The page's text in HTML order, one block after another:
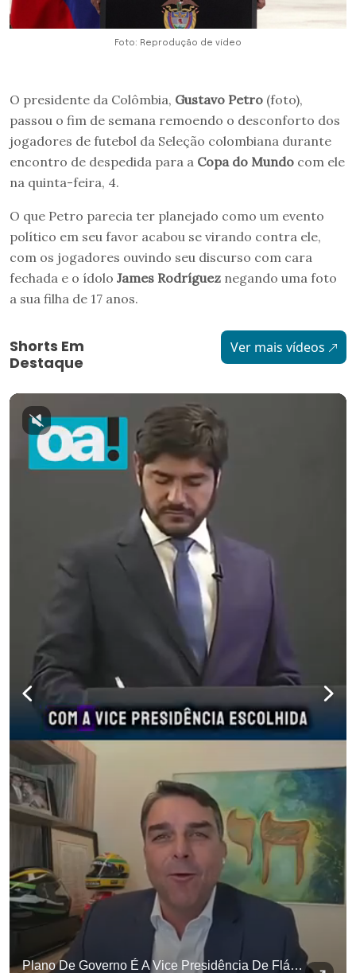
Foto: Reprodução de vídeo
O presidente da Colômbia, Gustavo Petro (foto),
passou o fim de semana remoendo o desconforto dos
jogadores de futebol da Seleção colombiana durante
encontro de despedida para a Copa do Mundo com ele
na quinta-feira, 4.
O que Petro parecia ter planejado como um evento
político em seu favor acabou se virando contra ele,
com os jogadores ouvindo seu discurso com cara
fechada e o ídolo James Rodríguez negando uma foto
a sua filha de 17 anos.
Shorts Em
Destaque
Ver mais vídeos
Plano De Governo É A Vice Presidência De Flávio Bolsonaro